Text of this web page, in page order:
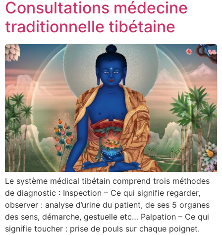
Consultations médecine
traditionnelle tibétaine
Le système médical tibétain comprend trois méthodes
de diagnostic : Inspection – Ce qui signifie regarder,
observer : analyse d’urine du patient, de ses 5 organes
des sens, démarche, gestuelle etc… Palpation – Ce qui
signifie toucher : prise de pouls sur chaque poignet.